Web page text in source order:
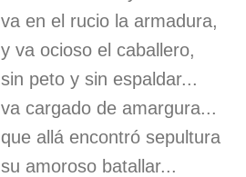
va en el rucio la armadura,
y va ocioso el caballero,
sin peto y sin espaldar...
va cargado de amargura...
que allá encontró sepultura
su amoroso batallar...